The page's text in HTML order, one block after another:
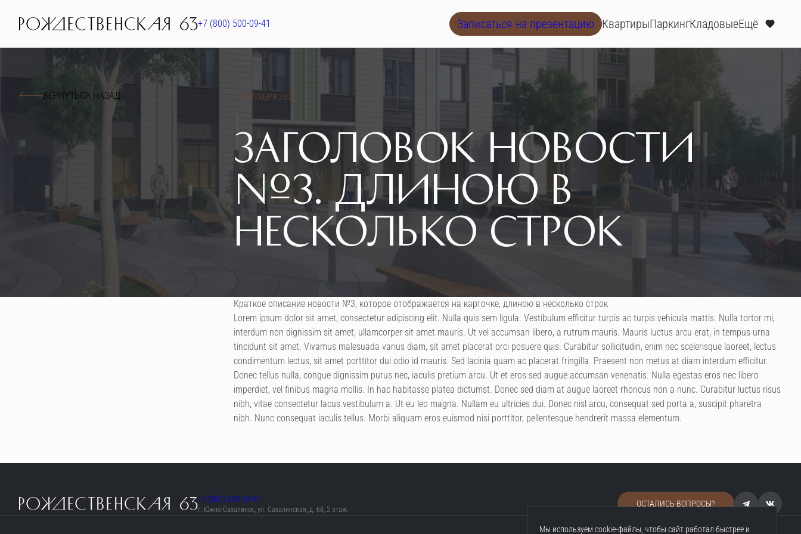
+7 (800) 500-09-41 Записаться на презентацию КвартирыПаркингКладовыеЕщё
ВЕРНУТЬСЯ НАЗАД 4 СЕНТЯБРЯ 2024
ЗАГОЛОВОК НОВОСТИ
№3. ДЛИНОЮ В
НЕСКОЛЬКО СТРОК
Краткое описание новости №3, которое отображается на карточке, длиною в несколько строк
Lorem ipsum dolor sit amet, consectetur adipiscing elit. Nulla quis sem ligula. Vestibulum efficitur turpis ac turpis vehicula mattis. Nulla tortor mi,
interdum non dignissim sit amet, ullamcorper sit amet mauris. Ut vel accumsan libero, a rutrum mauris. Mauris luctus arcu erat, in tempus urna
tincidunt sit amet. Vivamus malesuada varius diam, sit amet placerat orci posuere quis. Curabitur sollicitudin, enim nec scelerisque laoreet, lectus
condimentum lectus, sit amet porttitor dui odio id mauris. Sed lacinia quam ac placerat fringilla. Praesent non metus at diam interdum efficitur.
Donec tellus nulla, congue dignissim purus nec, iaculis pretium arcu. Ut et eros sed augue accumsan venenatis. Nulla egestas eros nec libero
imperdiet, vel finibus magna mollis. In hac habitasse platea dictumst. Donec sed diam at augue laoreet rhoncus non a nunc. Curabitur luctus risus
nibh, vitae consectetur lacus vestibulum a. Ut eu leo magna. Nullam eu ultricies dui. Donec nisl arcu, consequat sed porta a, suscipit pharetra
nibh. Nunc consequat iaculis tellus. Morbi aliquam eros euismod nisi porttitor, pellentesque hendrerit massa elementum.
+7 (800) 500-09-41
г. Южно-Сахалинск, ул. Сахалинская, д. 68, 2 этаж.
ОСТАЛИСЬ ВОПРОСЫ?
Мы используем cookie-файлы, чтобы сайт работал быстрее и